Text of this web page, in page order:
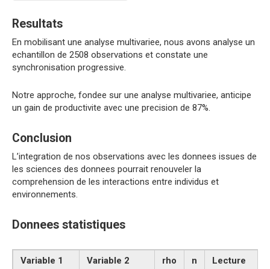
Resultats
En mobilisant une analyse multivariee, nous avons analyse un
echantillon de 2508 observations et constate une
synchronisation progressive.
Notre approche, fondee sur une analyse multivariee, anticipe
un gain de productivite avec une precision de 87%.
Conclusion
L’integration de nos observations avec les donnees issues de
les sciences des donnees pourrait renouveler la
comprehension de les interactions entre individus et
environnements.
Donnees statistiques
Variable 1 Variable 2 rho n
Lecture